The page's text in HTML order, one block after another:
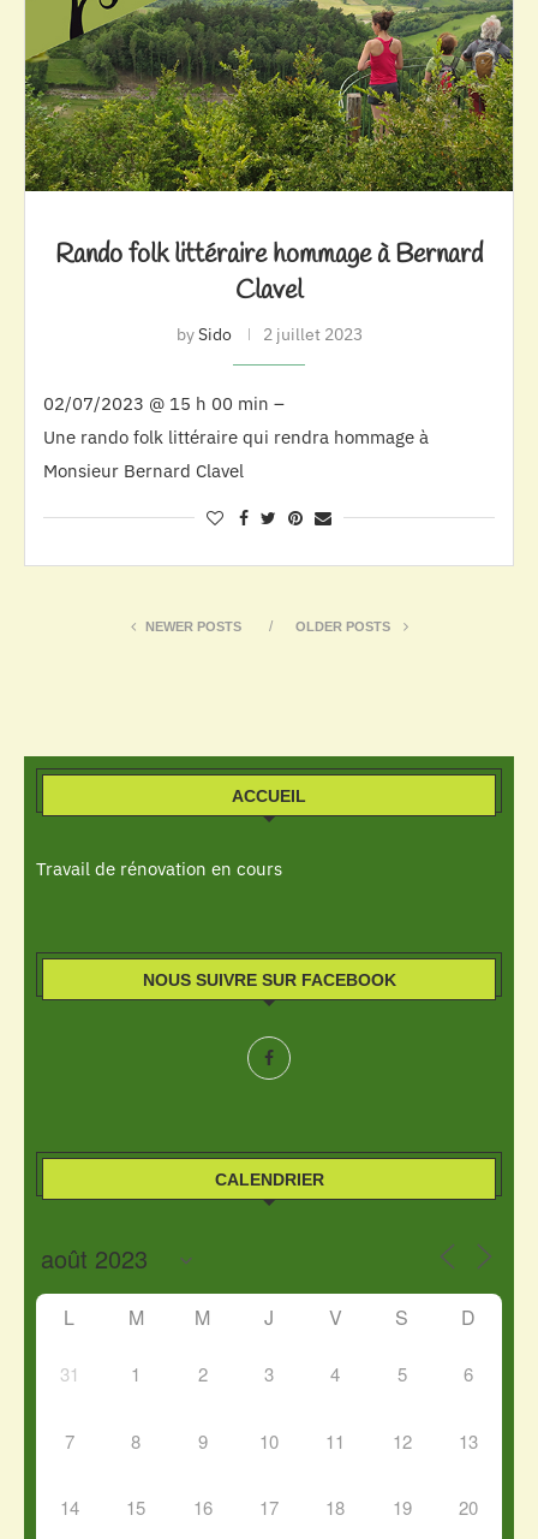
Rando folk littéraire hommage à Bernard
Clavel
bySido 2 juillet 2023
02/07/2023 @ 15 h 00 min –
Une rando folk littéraire qui rendra hommage à
Monsieur Bernard Clavel
NEWER POSTS OLDER POSTS
ACCUEIL
Travail de rénovation en cours
NOUS SUIVRE SUR FACEBOOK
CALENDRIER
L M M J V S D
31 1 2 3 4 5 6
7 8 9 10 11 12 13
14 15 16 17 18 19 20